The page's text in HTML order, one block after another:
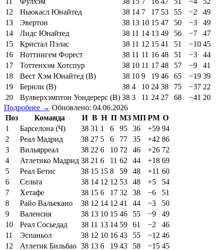
12
Ньюкасл Юнайтед 38 14 7 17 53 55 −2
49
13
Эвертон 38 13 10 15 47 50 −3
49
14
Лидс Юнайтед 38 11 14 13 49 56 −7
47
15
Кристал Пэлас 38 11 12 15 41 51 −10 45
16
Ноттингем Форест 38 11 11 16 48 51 −3
44
17
Тоттенхэм Хотспур 38 10 11 17 48 57 −9
41
18
Вест Хэм Юнайтед (В) 38 10 9 19 46 65 −19 39
19
Бернли (В) 38 4 10 24 38 75 −37 22
20
Вулверхэмптон Уондерерс (В) 38 3 11 24 27 68 −41 20
Подробнее → Обновлено: 04.06.2026
Поз
Команда И В Н П МЗ МП РМ О
1
Барселона (Ч) 38 31 1 6 95 36 +59 94
2
Реал Мадрид 38 27 5 6 77 35 +42 86
3
Вильярреал 38 22 6 10 72 46 +26 72
4
Атлетико Мадрид 38 21 6 11 62 44 +18 69
5
Реал Бетис 38 15 15 8 59 48 +11 60
6
Сельта 38 14 12 12 53 48 +5
54
7
Хетафе 38 15 6 17 32 38 −6
51
8
Райо Вальекано 38 12 14 12 41 44 −3
50
9
Валенсия 38 13 10 15 46 55 −9
49
10
Реал Сосьедад 38 11 13 14 59 61 −2
46
11
Эспаньол 38 12 10 16 43 55 −12 46
12
Атлетик Бильбао 38 13 6 19 43 58 −15 45